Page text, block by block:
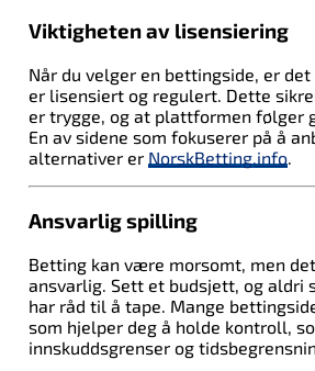
Viktigheten av lisensiering
Når du velger en bettingside, er
er lisensiert og regulert. Dette
er trygge, og at plattformen følger
En av sidene som fokuserer på å
alternativer er NorskBetting.info.
Ansvarlig spilling
Betting kan være morsomt, men
ansvarlig. Sett et budsjett, og aldri
har råd til å tape. Mange
som hjelper deg å holde kontroll,
innskuddsgrenser og